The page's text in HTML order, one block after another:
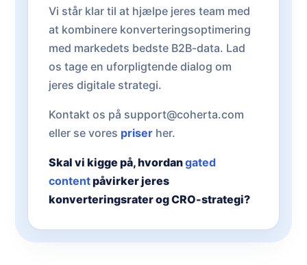
Vi står klar til at hjælpe jeres team med
at kombinere konverteringsoptimering
med markedets bedste B2B-data. Lad
os tage en uforpligtende dialog om
jeres digitale strategi.
Kontakt os på support@coherta.com
eller se vores priser her.
Skal vi kigge på, hvordangated
contentpåvirker jeres
konverteringsrater og CRO-strategi?